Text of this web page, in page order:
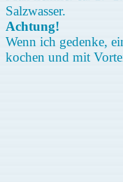
Salzwasser.
Achtung!
Wenn ich gedenke,
kochen und mit